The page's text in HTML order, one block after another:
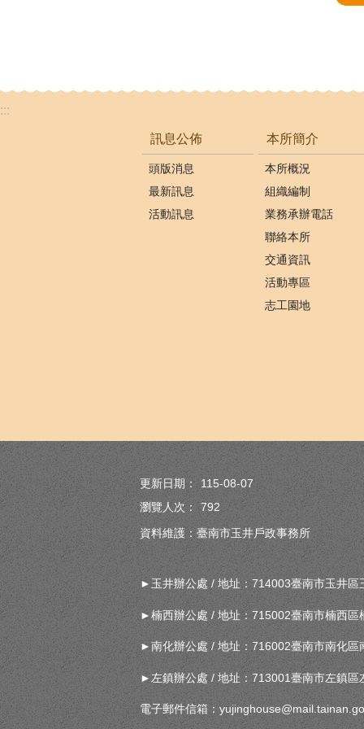
:::
訊息公佈
頭版消息
最新訊息
活動訊息
本所簡介
本所概況
組織編制
業務承辦電話
聯絡本所
交通資訊
活動專區
志工園地
更新日期：
115-08-07
瀏覽人次：
792
資料維護：臺南市玉井戶政事務所
►玉井辦公處 / 地址：714003臺南市玉井
►楠西辦公處 / 地址：715002臺南市楠西
►南化辦公處 / 地址：716002臺南市南化
►左鎮辦公處 / 地址：713001臺南市左鎮
電子郵件信箱：